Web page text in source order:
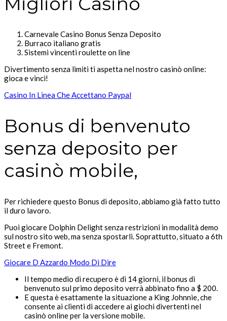
Carnevale Casino Bonus Senza Deposito
Burraco italiano gratis
Sistemi vincenti roulette on line
Divertimento senza limiti ti aspetta nel nostro casinò online:
gioca e vinci!
Casino In Linea Che Accettano Paypal
Bonus di benvenuto
senza deposito per
casinò mobile,
Per richiedere questo Bonus di deposito, abbiamo già fatto tutto
il duro lavoro.
Puoi giocare Dolphin Delight senza restrizioni in modalità demo
sul nostro sito web, ma senza spostarli. Soprattutto, situato a 6th
Street e Fremont.
Giocare D Azzardo Modo Di Dire
Il tempo medio di recupero è di 14 giorni, il bonus di
benvenuto sul primo deposito verrà abbinato fino a $ 200.
E questa è esattamente la situazione a King Johnnie, che
consente ai clienti di accedere ai giochi divertenti nel
casinò online per la versione mobile.